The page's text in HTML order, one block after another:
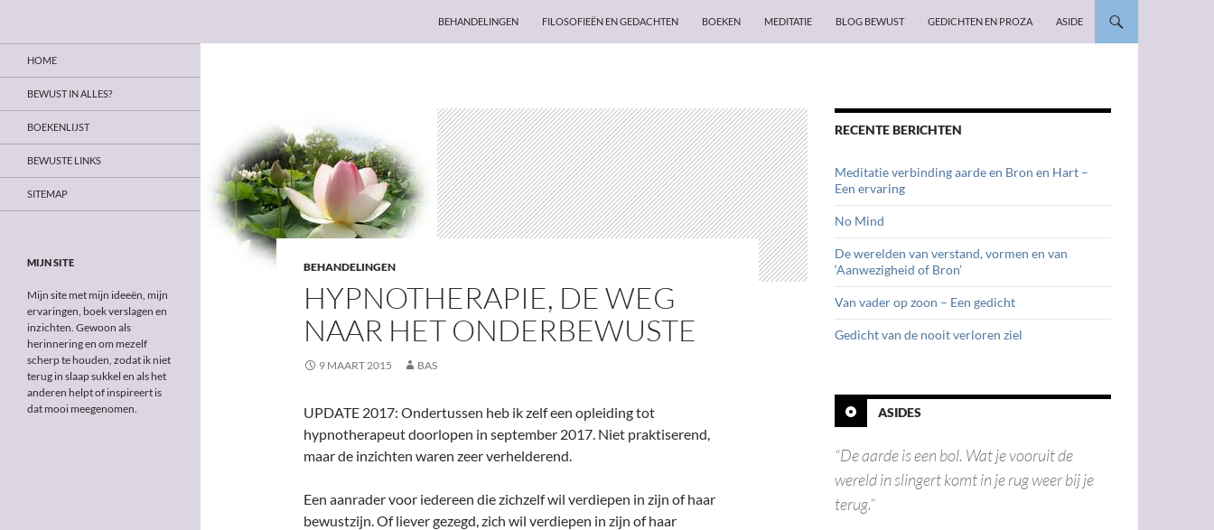
naar
BEHANDELINGEN FILOSOFIEËN EN GEDACHTEN BOEKEN MEDITATIE BLOG BEWUST GEDICHTEN EN PROZA ASIDE
BEHANDELINGEN
HYPNOTHERAPIE, DE WEG
NAAR HET ONDERBEWUSTE
9 MAART 2015 BAS
UPDATE 2017: Ondertussen heb ik zelf een opleiding tot
hypnotherapeut doorlopen in september 2017. Niet praktiserend,
maar de inzichten waren zeer verhelderend.
Een aanrader voor iedereen die zichzelf wil verdiepen in zijn of haar
bewustzijn. Of liever gezegd, zich wil verdiepen in zijn of haar
RECENTE BERICHTEN
Meditatie verbinding aarde en Bron en Hart –
Een ervaring
No Mind
De werelden van verstand, vormen en van
‘Aanwezigheid of Bron’
Van vader op zoon – Een gedicht
Gedicht van de nooit verloren ziel
ASIDES
“De aarde is een bol. Wat je vooruit de
wereld in slingert komt in je rug weer bij je
terug.”
HOME
BEWUST IN ALLES?
BOEKENLIJST
BEWUSTE LINKS
SITEMAP
MIJN SITE
Mijn site met mijn ideeën, mijn
ervaringen, boek verslagen en
inzichten. Gewoon als
herinnering en om mezelf
scherp te houden, zodat ik niet
terug in slaap sukkel en als het
anderen helpt of inspireert is
dat mooi meegenomen.